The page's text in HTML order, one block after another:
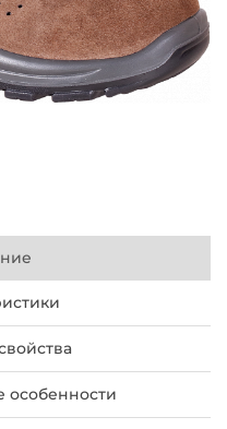
особенности